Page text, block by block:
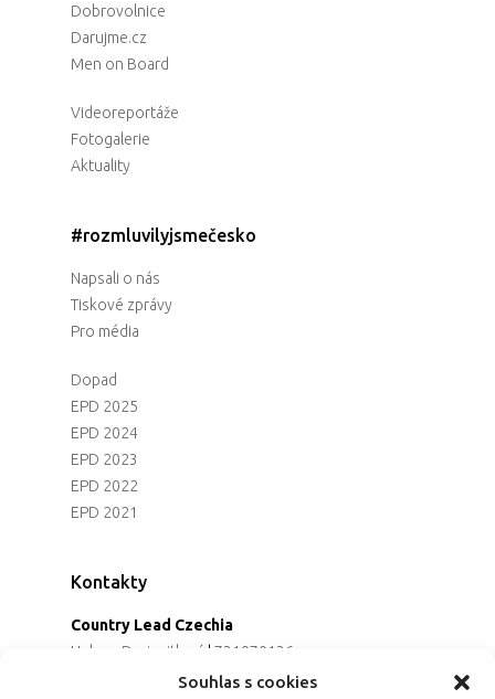
Souhlas s cookies
Dobrovolnice
Darujme.cz
Men on Board
Videoreportáže
Fotogalerie
Aktuality
#rozmluvilyjsmečesko
Napsali o nás
Tiskové zprávy
Pro média
Dopad
EPD 2025
EPD 2024
EPD 2023
EPD 2022
EPD 2021
Kontakty
Country Lead Czechia
Helena Dreiseitlová | 731970136
Koordinátorka projektu